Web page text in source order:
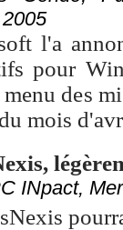
l'a
pour
des
mois
INpact,